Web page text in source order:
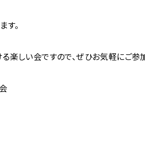
す。
しい会ですので、ぜひお気軽にご参加